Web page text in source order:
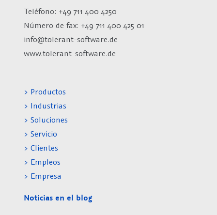
Teléfono: +49 711 400 4250
Número de fax: +49 711 400 425 01
info@tolerant-software.de
www.tolerant-software.de
> Productos
> Industrias
> Soluciones
> Servicio
> Clientes
> Empleos
> Empresa
Noticias en el blog